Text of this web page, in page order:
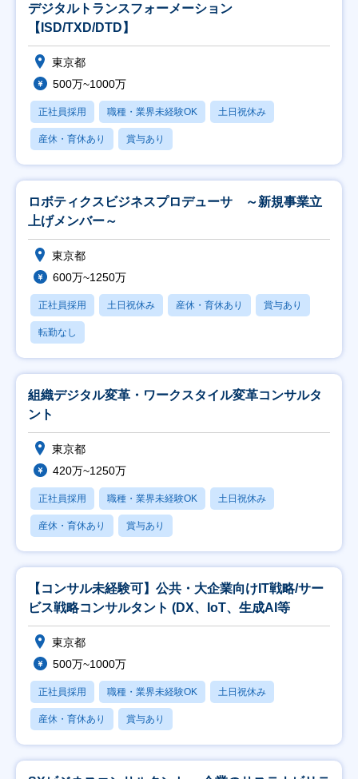
デジタルトランスフォーメーション
【ISD/TXD/DTD】
東京都
500万~1000万
正社員採用 職種・業界未経験OK 土日祝休み
産休・育休あり 賞与あり
ロボティクスビジネスプロデューサ ～新規事業立
上げメンバー～
東京都
600万~1250万
正社員採用 土日祝休み 産休・育休あり 賞与あり
転勤なし
組織デジタル変革・ワークスタイル変革コンサルタ
ント
東京都
420万~1250万
正社員採用 職種・業界未経験OK 土日祝休み
産休・育休あり 賞与あり
【コンサル未経験可】公共・大企業向けIT戦略/サー
ビス戦略コンサルタント (DX、IoT、生成AI等
東京都
500万~1000万
正社員採用 職種・業界未経験OK 土日祝休み
産休・育休あり 賞与あり